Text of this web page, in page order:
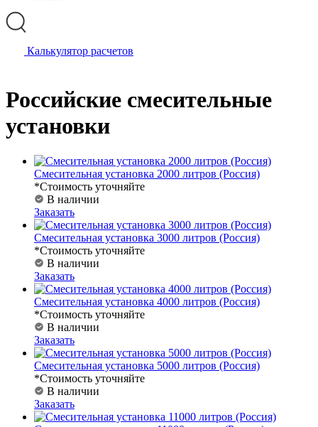
Калькулятор расчетов
Российские смесительные
установки
Смесительная установка 2000 литров (Россия)
*Стоимость уточняйте
В наличии
Заказать
Смесительная установка 3000 литров (Россия)
*Стоимость уточняйте
В наличии
Заказать
Смесительная установка 4000 литров (Россия)
*Стоимость уточняйте
В наличии
Заказать
Смесительная установка 5000 литров (Россия)
*Стоимость уточняйте
В наличии
Заказать